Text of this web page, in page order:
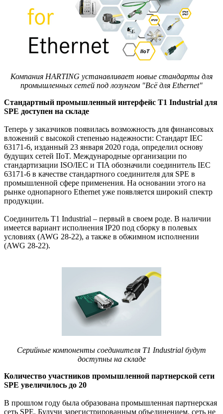
Компания HARTING устанавливает новые стандарты для
промышленных сетей под лозунгом "Всё для Ethernet"
Стандартный промышленный интерфейс Т1 Industrial для
SPE доступен на складе
Теперь у заказчиков появилась возможность для финансовых
вложений с высокой степенью надежности: Стандарт IEC
63171-6, изданный 23 января 2020 года, определил основу
будущих сетей IIoT. Международные организации по
стандартизации ISO/IEC и TIA обозначили соединитель IEC
63171-6 в качестве стандартного соединителя для SPE в
промышленной сфере применения. На основании этого на
рынке однопарного Ethernet уже появляется широкий спектр
продукции.
Соединитель Т1 Industrial – первый в своем роде. В наличии
имеется вариант исполнения IP20 под сборку в полевых
условиях (AWG 28-22), а также в обжимном исполнении
(AWG 28-22).
Серийные компоненты соединителя Т1 Industrial будут
доступны на складе
Количество участников промышленной партнерской сети
SPE увеличилось до 20
В прошлом году была образована промышленная партнерская
сеть SPE. Будучи зарегистрированным объединением, сеть не